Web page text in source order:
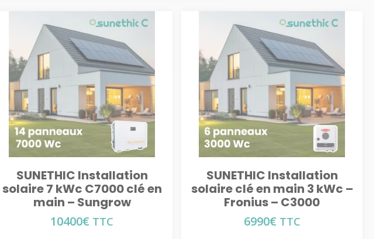
SUNETHIC Installation
solaire 7 kWc C7000 clé en
main – Sungrow
10400€ TTC
SUNETHIC Installation
solaire clé en main 3 kWc –
Fronius – C3000
6990€ TTC